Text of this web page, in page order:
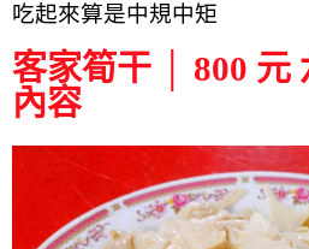
吃起來算是中規中矩
客家筍干 │ 800 元
內容